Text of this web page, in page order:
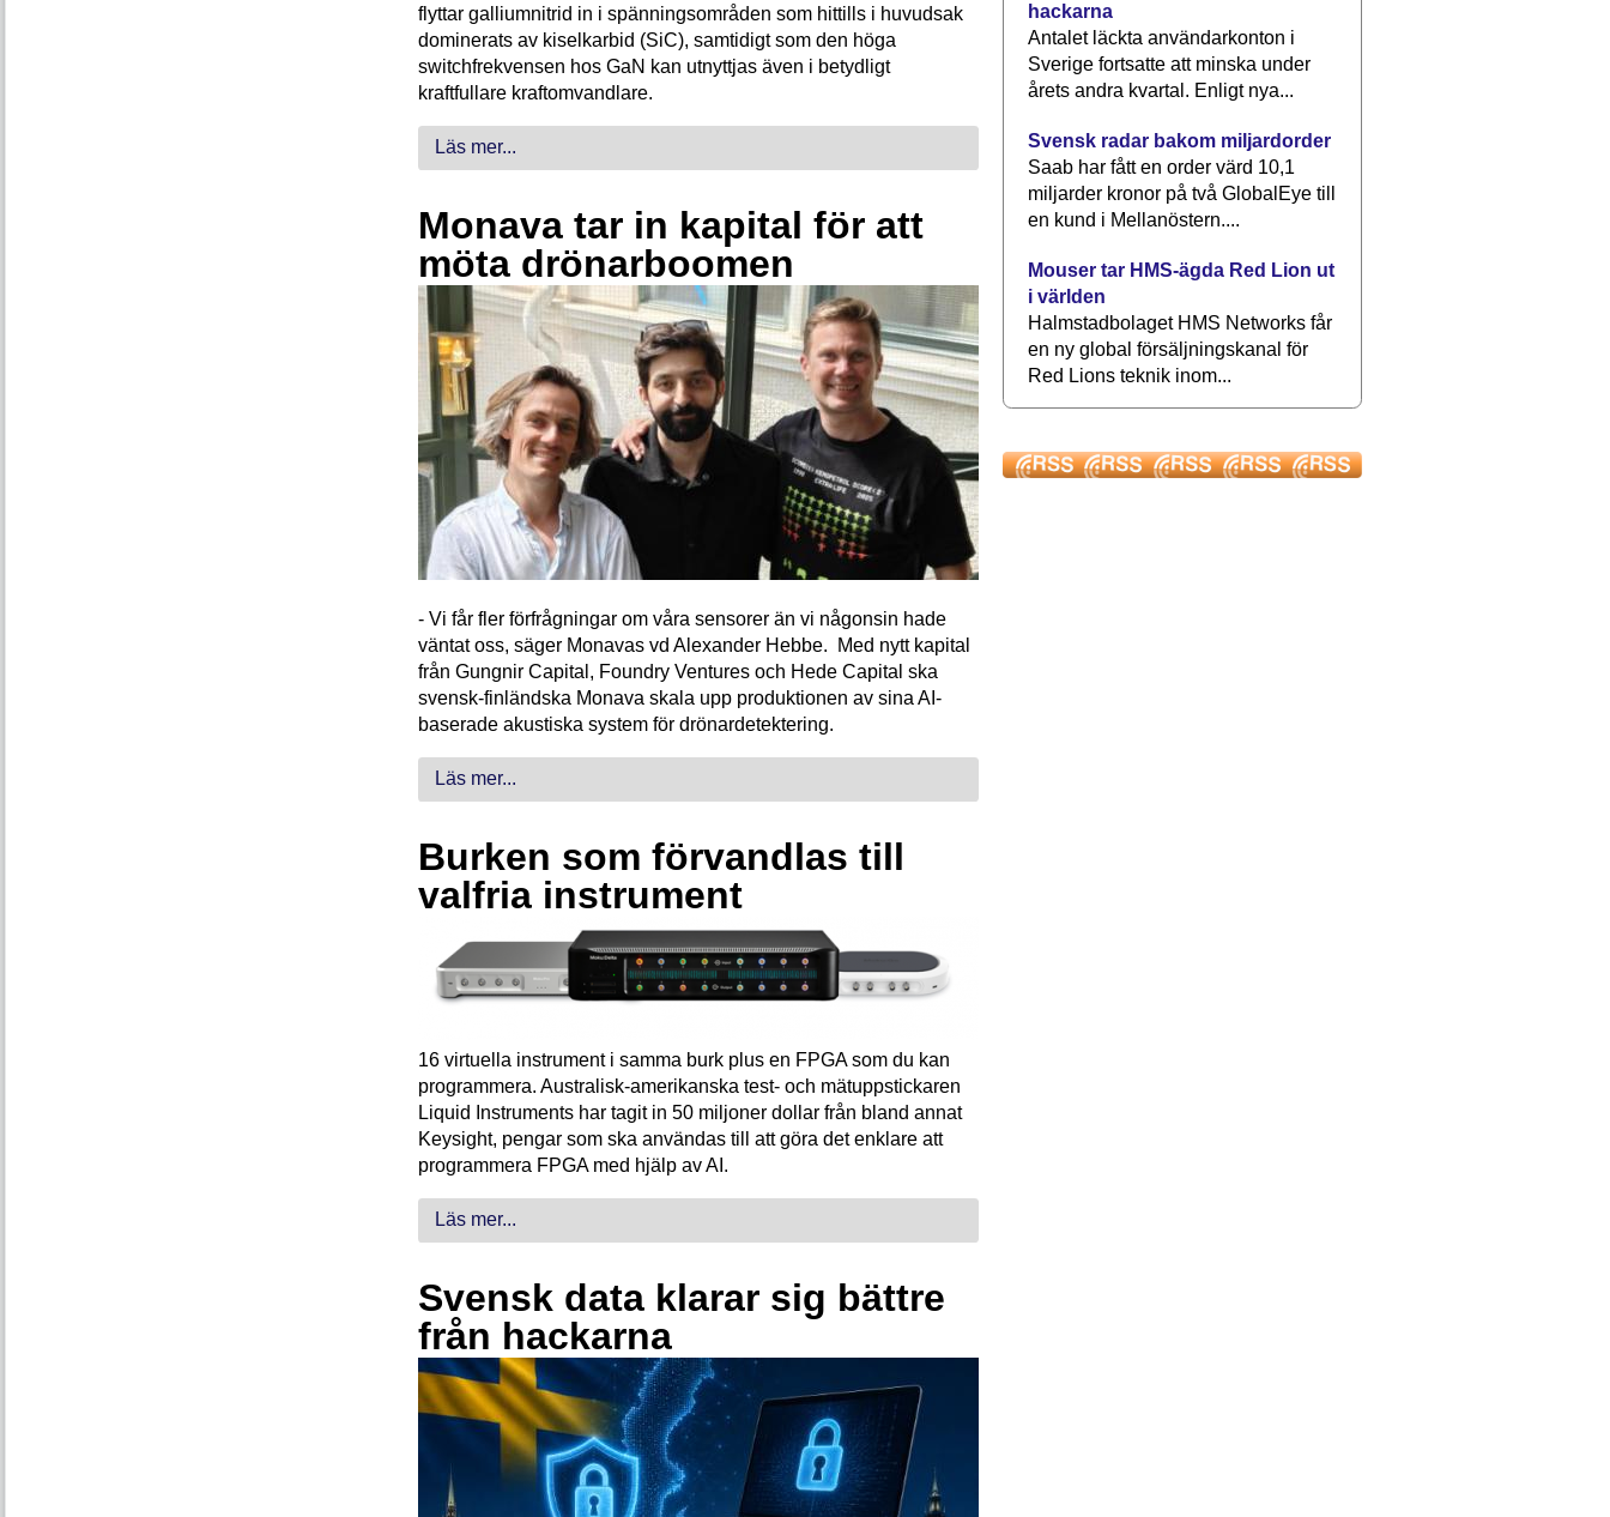
flyttar galliumnitrid in i spänningsområden som hittills i huvudsak
dominerats av kiselkarbid (SiC), samtidigt som den höga
switchfrekvensen hos GaN kan utnyttjas även i betydligt
kraftfullare kraftomvandlare.
Läs mer...
Monava tar in kapital för att
möta drönarboomen
- Vi får fler förfrågningar om våra sensorer än vi någonsin hade
väntat oss, säger Monavas vd Alexander Hebbe. Med nytt kapital
från Gungnir Capital, Foundry Ventures och Hede Capital ska
svensk-finländska Monava skala upp produktionen av sina AI-
baserade akustiska system för drönardetektering.
Läs mer...
Burken som förvandlas till
valfria instrument
16 virtuella instrument i samma burk plus en FPGA som du kan
programmera. Australisk-amerikanska test- och mätuppstickaren
Liquid Instruments har tagit in 50 miljoner dollar från bland annat
Keysight, pengar som ska användas till att göra det enklare att
programmera FPGA med hjälp av AI.
Läs mer...
Svensk data klarar sig bättre
från hackarna
hackarna
Antalet läckta användarkonton i
Sverige fortsatte att minska under
årets andra kvartal. Enligt nya...
Svensk radar bakom miljardorder
Saab har fått en order värd 10,1
miljarder kronor på två GlobalEye till
en kund i Mellanöstern....
Mouser tar HMS-ägda Red Lion ut
i världen
Halmstadbolaget HMS Networks får
en ny global försäljningskanal för
Red Lions teknik inom...